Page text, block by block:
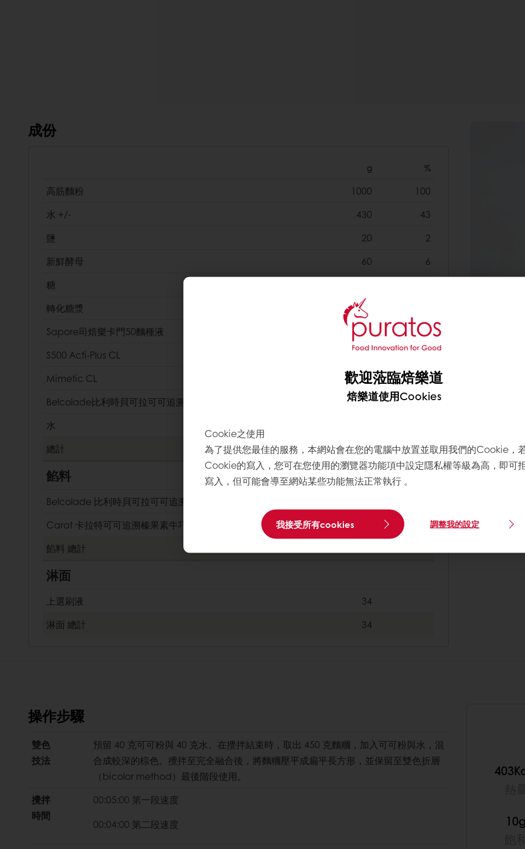
成份
g %
高筋麵粉 1000
100
水 +/-
430
43
鹽
20
2
新鮮酵母
60
6
糖
轉化糖漿
20
Sapore司焙樂卡門50麵種液
25
2.5
S500 Acti-Plus CL
10
1
Mimetic CL
500
50
Belcolade比利時貝可拉可可追溯高脂可可粉
40
4
水
總計
2265
餡料
Belcolade 比利時貝可拉可可追溯可可棒
Carat 卡拉特可可追溯榛果素牛巧餡
餡料 總計
淋面
上選刷液
34
淋面 總計 34
操作步驟
雙色
技法
預留 40 克可可粉與 40 克水。在攪拌結束時，取出 450 克麵糰，加入可可粉與水，混
合成較深的棕色。攪拌至完全融合後，將麵糰壓平成扁平長方形，並保留至雙色折層
（bicolor method）最後階段使用。
攪拌
時間
00:05:00 第一段速度
00:04:00 第二段速度
歡迎蒞臨焙樂道
焙樂道使用Cookies
Cookie之使用
為了提供您最佳的服務，本網站會在您的電腦中放置並取用我們的Cookie，
Cookie的寫入，您可在您使用的瀏覽器功能項中設定隱私權等級為高，即可
寫入，但可能會導至網站某些功能無法正常執行 。
我接受所有cookies 調整我的設定